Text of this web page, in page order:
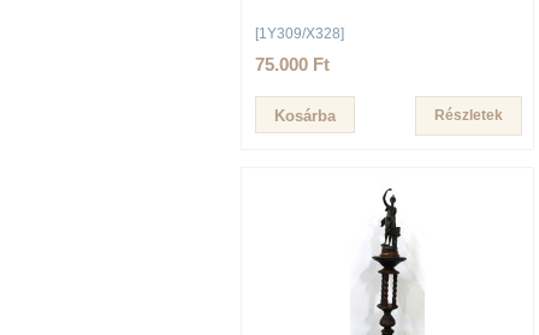
[1Y309/X328]
75.000 Ft
Részletek